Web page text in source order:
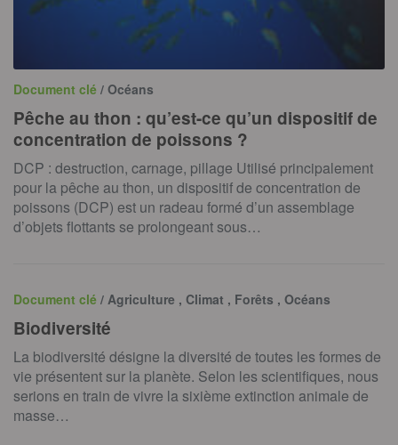
Document clé / Océans
Pêche au thon : qu’est-ce qu’un dispositif de
concentration de poissons ?
DCP : destruction, carnage, pillage Utilisé principalement
pour la pêche au thon, un dispositif de concentration de
poissons (DCP) est un radeau formé d’un assemblage
d’objets flottants se prolongeant sous…
Document clé / Agriculture , Climat , Forêts , Océans
Biodiversité
La biodiversité désigne la diversité de toutes les formes de
vie présentent sur la planète. Selon les scientifiques, nous
serions en train de vivre la sixième extinction animale de
masse…